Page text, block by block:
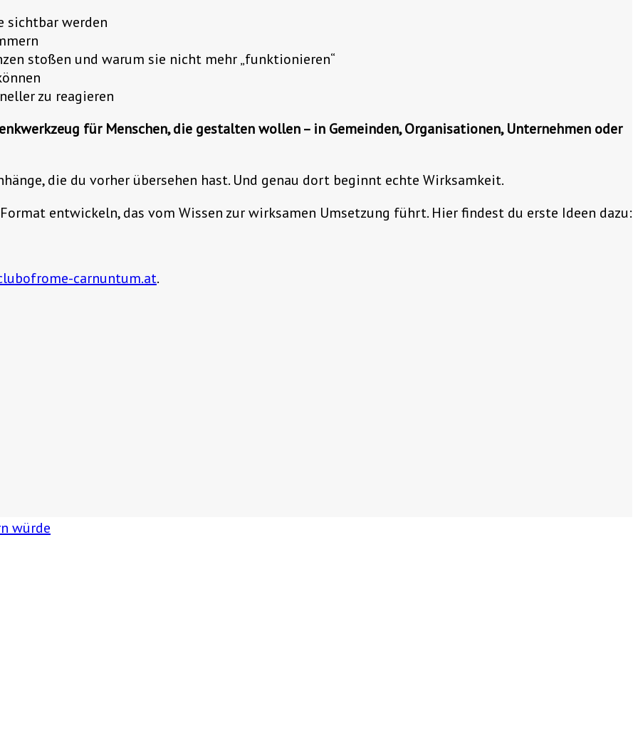
sichtbar werden
stoßen und warum sie nicht mehr „funktionieren“
zu reagieren
für Menschen, die gestalten wollen– in Gemeinden, Organisationen, Unternehmen oder
die du vorher übersehen hast. Und genau dort beginnt echte Wirksamkeit.
entwickeln, das vom Wissen zur wirksamen Umsetzung führt. Hier findest du erste Ideen dazu:
carnuntum.at.
würde